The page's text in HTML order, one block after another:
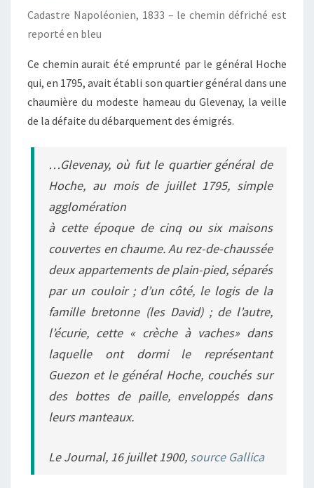
Cadastre Napoléonien, 1833 – le chemin défriché est
reporté en bleu
Ce chemin aurait été emprunté par le général Hoche
qui, en 1795, avait établi son quartier général dans une
chaumière du modeste hameau du Glevenay, la veille
de la défaite du débarquement des émigrés.
…Glevenay, où fut le quartier général de
Hoche, au mois de juillet 1795, simple
agglomération
à cette époque de cinq ou six maisons
couvertes en chaume. Au rez-de-chaussée
deux appartements de plain-pied, séparés
par un couloir ; d’un côté, le logis de la
famille bretonne (les David) ; de l’autre,
l’écurie, cette « crèche à vaches» dans
laquelle ont dormi le représentant
Guezon et le général Hoche, couchés sur
des bottes de paille, enveloppés dans
leurs manteaux.
Le Journal, 16 juillet 1900, source Gallica